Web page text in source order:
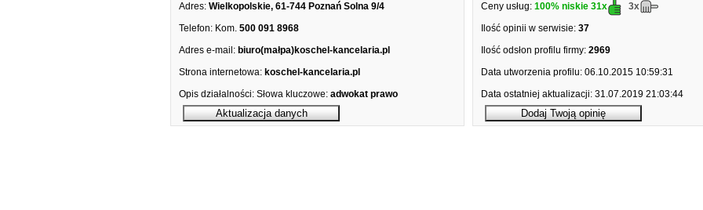
Adres: Wielkopolskie, 61-744 Poznań Solna 9/4
Telefon: Kom. 500 091 8968
Adres e-mail: biuro(małpa)koschel-kancelaria.pl
Strona internetowa: koschel-kancelaria.pl
Opis działalności: Słowa kluczowe: adwokat prawo
Ceny usług: 100% niskie 31x
3x
Ilość opinii w serwisie: 37
Ilość odsłon profilu firmy: 2969
Data utworzenia profilu: 06.10.2015 10:59:31
Data ostatniej aktualizacji: 31.07.2019 21:03:44